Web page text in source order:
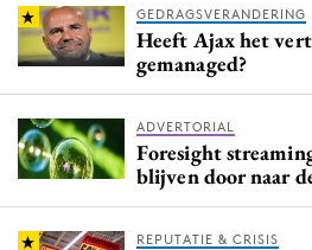
GEDRAGSVERANDERING
Heeft Ajax het
gemanaged?
ADVERTORIAL
Foresight
blijven door naar
REPUTATIE & CRISIS